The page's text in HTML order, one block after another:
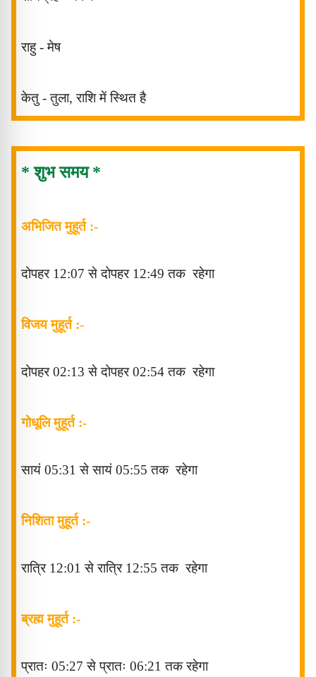
राहु-मेष
केतु - तुला,राशि में स्थित है
* शुभ समय *
अभिजित मुहूर्त :-
दोपहर 12:07 सेदोपहर 12:49तक रहेगा
विजय मुहूर्त :-
दोपहर 02:13सेदोपहर02:54तक रहेगा
गोधूलि मुहूर्त :-
सायं 05:31सेसायं 05:55तक रहेगा
निशिता मुहूर्त :-
रात्रि 12:01सेरात्रि 12:55तक रहेगा
ब्रह्म मुहूर्त :-
प्रातः 05:27 से प्रातः 06:21 तक रहेगा